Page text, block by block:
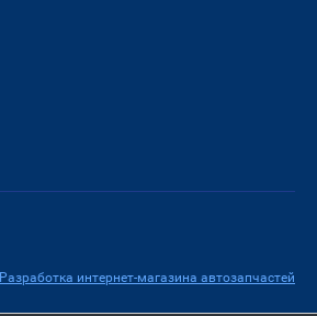
Разработка интернет-магазина автозапчастей